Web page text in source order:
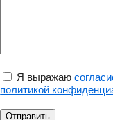
Я выражаю
политикой